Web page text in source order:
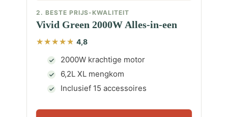
2. BESTE PRIJS-KWALITEIT
Vivid Green 2000W Alles-in-een
4,8
2000W krachtige motor
6,2L XL mengkom
Inclusief 15 accessoires